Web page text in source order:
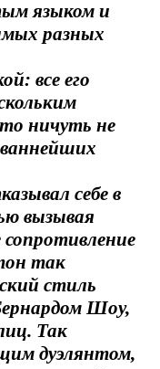
языком и
разных
все его
ничуть не
себе в
вызывая
так
стиль
Шоу,
Так
дуэлянтом,